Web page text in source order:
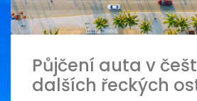
Půjčení auta v
dalších řeckých